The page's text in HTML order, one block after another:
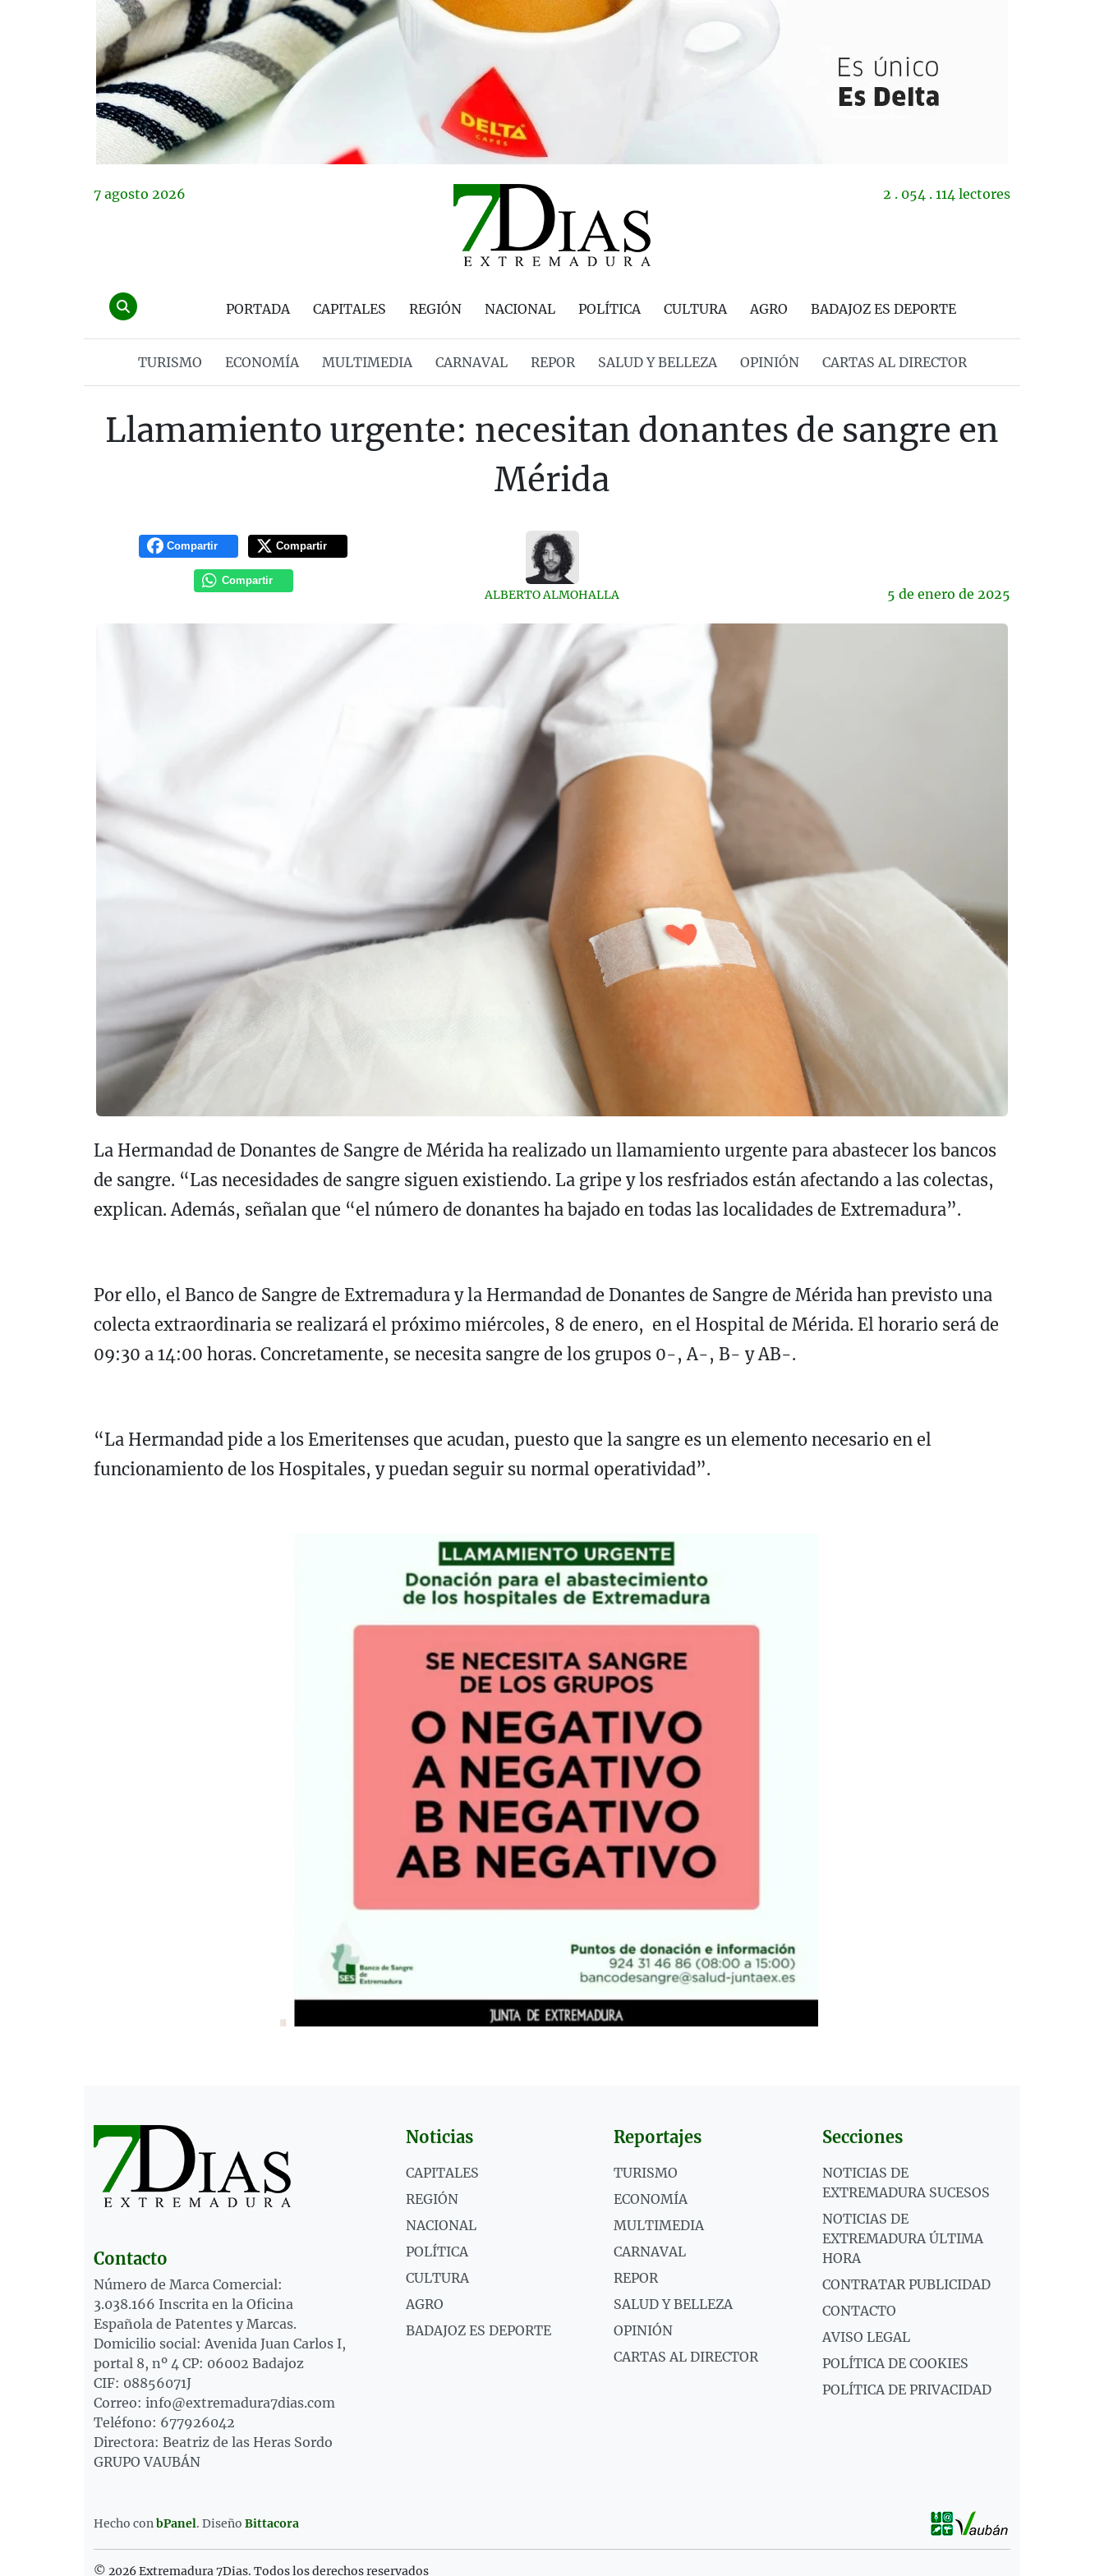
7 agosto 2026 2 . 054 . 114 lectores
PORTADA CAPITALES REGIÓN NACIONAL POLÍTICA CULTURA AGRO BADAJOZ ES DEPORTE
TURISMO ECONOMÍA MULTIMEDIA CARNAVAL REPOR SALUD Y BELLEZA OPINIÓN CARTAS AL DIRECTOR
Llamamiento urgente: necesitan donantes de sangre en
Mérida
Compartir Compartir
Compartir
ALBERTO ALMOHALLA 5 de enero de 2025
La Hermandad de Donantes de Sangre de Mérida ha realizado un llamamiento urgente para abastecer los bancos
de sangre. “Las necesidades de sangre siguen existiendo. La gripe y los resfriados están afectando a las colectas,
explican. Además, señalan que “el número de donantes ha bajado en todas las localidades de Extremadura”.
Por ello, el Banco de Sangre de Extremadura y la Hermandad de Donantes de Sangre de Mérida han previsto una
colecta extraordinaria se realizará el próximo miércoles, 8 de enero, en el Hospital de Mérida. El horario será de
09:30 a 14:00 horas. Concretamente, se necesita sangre de los grupos 0-, A-, B- y AB-.
“La Hermandad pide a los Emeritenses que acudan, puesto que la sangre es un elemento necesario en el
funcionamiento de los Hospitales, y puedan seguir su normal operatividad”.
Contacto
Número de Marca Comercial:
3.038.166 Inscrita en la Oficina
Española de Patentes y Marcas.
Domicilio social: Avenida Juan Carlos I,
portal 8, nº 4 CP: 06002 Badajoz
CIF: 08856071J
Correo: info@extremadura7dias.com
Teléfono: 677926042
Directora: Beatriz de las Heras Sordo
GRUPO VAUBÁN
Noticias
CAPITALES
REGIÓN
NACIONAL
POLÍTICA
CULTURA
AGRO
BADAJOZ ES DEPORTE
Reportajes
TURISMO
ECONOMÍA
MULTIMEDIA
CARNAVAL
REPOR
SALUD Y BELLEZA
OPINIÓN
CARTAS AL DIRECTOR
Secciones
NOTICIAS DE
EXTREMADURA SUCESOS
NOTICIAS DE
EXTREMADURA ÚLTIMA
HORA
CONTRATAR PUBLICIDAD
CONTACTO
AVISO LEGAL
POLÍTICA DE COOKIES
POLÍTICA DE PRIVACIDAD
Hecho con bPanel. Diseño Bittacora
© 2026 Extremadura 7Dias. Todos los derechos reservados